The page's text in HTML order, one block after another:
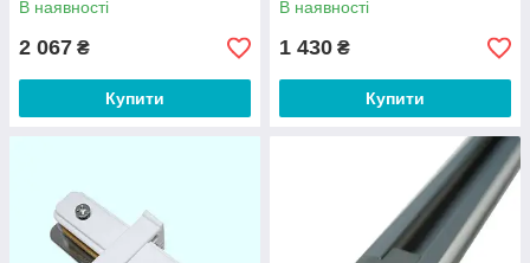
В наявності
2 067 ₴
Купити
В наявності
1 430 ₴
Купити